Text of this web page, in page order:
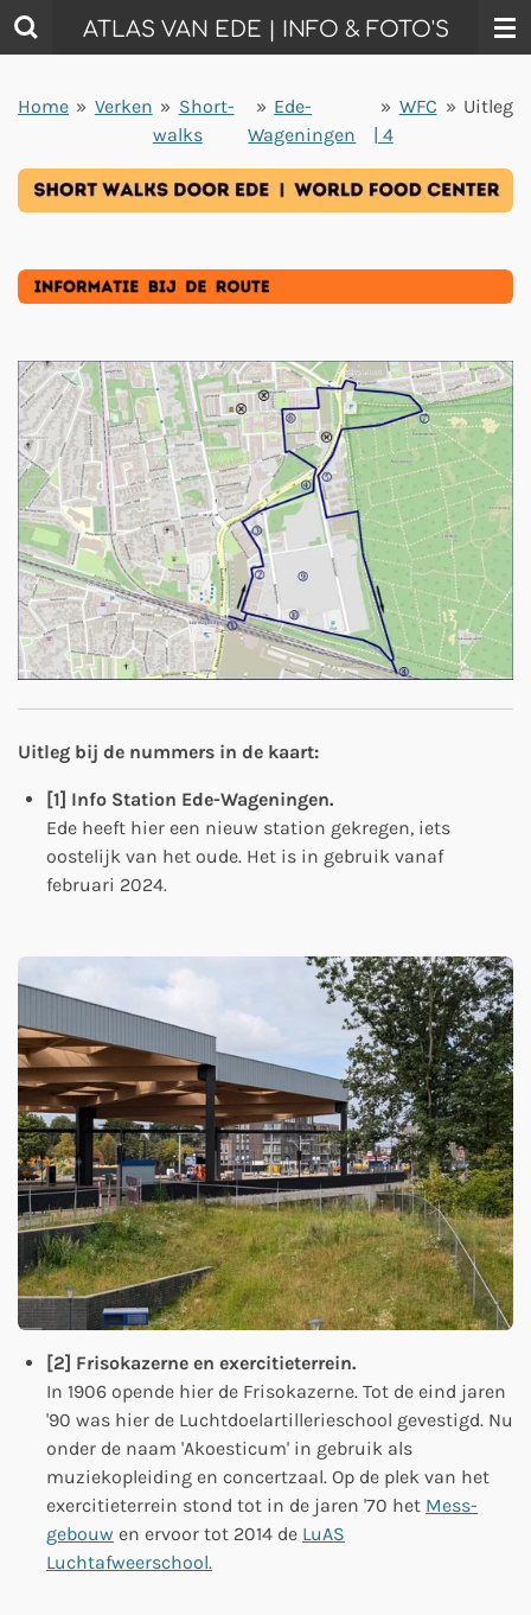
Ga
direct
de
ATLAS VAN EDE | INFO & FOTO'S
Home » Verken » Short-
walks
» Ede-
Wageningen
» WFC
| 4
» Uitleg
Uitleg bij de nummers in de kaart:
[1] Info Station Ede-Wageningen.
Ede heeft hier een nieuw station gekregen, iets
oostelijk van het oude. Het is in gebruik vanaf
februari 2024.
[2] Frisokazerne en exercitieterrein.
In 1906 opende hier de Frisokazerne. Tot de eind jaren
'90 was hier de Luchtdoelartillerieschool gevestigd. Nu
onder de naam 'Akoesticum' in gebruik als
muziekopleiding en concertzaal. Op de plek van het
exercitieterrein stond tot in de jaren '70 het Mess-
gebouw en ervoor tot 2014 de LuAS
Luchtafweerschool.